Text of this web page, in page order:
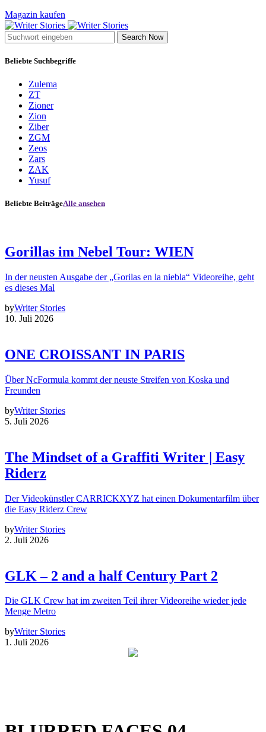
Magazin kaufen
Search Now
Beliebte Suchbegriffe
Zulema
ZT
Zioner
Zion
Ziber
ZGM
Zeos
Zars
ZAK
Yusuf
Beliebte BeiträgeAlle ansehen
Gorillas im Nebel Tour: WIEN
In der neusten Ausgabe der „Gorilas en la niebla“ Videoreihe, geht
es dieses Mal
byWriter Stories
10. Juli 2026
ONE CROISSANT IN PARIS
Über NcFormula kommt der neuste Streifen von Koska und
Freunden
byWriter Stories
5. Juli 2026
The Mindset of a Graffiti Writer | Easy
Riderz
Der Videokünstler CARRICKXYZ hat einen Dokumentarfilm über
die Easy Riderz Crew
byWriter Stories
2. Juli 2026
GLK – 2 and a half Century Part 2
Die GLK Crew hat im zweiten Teil ihrer Videoreihe wieder jede
Menge Metro
byWriter Stories
1. Juli 2026